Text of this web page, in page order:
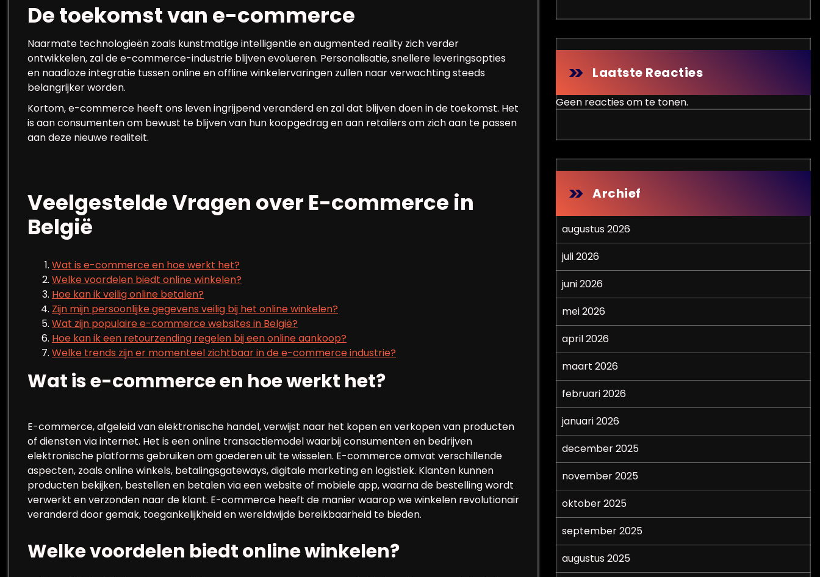
De toekomst van e-commerce
Naarmate technologieën zoals kunstmatige intelligentie en augmented reality zich verder
ontwikkelen, zal de e-commerce-industrie blijven evolueren. Personalisatie, snellere leveringsopties
en naadloze integratie tussen online en offline winkelervaringen zullen naar verwachting steeds
belangrijker worden.
Kortom, e-commerce heeft ons leven ingrijpend veranderd en zal dat blijven doen in de toekomst. Het
is aan consumenten om bewust te blijven van hun koopgedrag en aan retailers om zich aan te passen
aan deze nieuwe realiteit.
Veelgestelde Vragen over E-commerce in
België
Wat is e-commerce en hoe werkt het?
Welke voordelen biedt online winkelen?
Hoe kan ik veilig online betalen?
Zijn mijn persoonlijke gegevens veilig bij het online winkelen?
Wat zijn populaire e-commerce websites in België?
Hoe kan ik een retourzending regelen bij een online aankoop?
Welke trends zijn er momenteel zichtbaar in de e-commerce industrie?
Wat is e-commerce en hoe werkt het?
E-commerce, afgeleid van elektronische handel, verwijst naar het kopen en verkopen van producten
of diensten via internet. Het is een online transactiemodel waarbij consumenten en bedrijven
elektronische platforms gebruiken om goederen uit te wisselen. E-commerce omvat verschillende
aspecten, zoals online winkels, betalingsgateways, digitale marketing en logistiek. Klanten kunnen
producten bekijken, bestellen en betalen via een website of mobiele app, waarna de bestelling wordt
verwerkt en verzonden naar de klant. E-commerce heeft de manier waarop we winkelen revolutionair
veranderd door gemak, toegankelijkheid en wereldwijde bereikbaarheid te bieden.
Welke voordelen biedt online winkelen?
Laatste Reacties
Geen reacties om te tonen.
Archief
augustus 2026
juli 2026
juni 2026
mei 2026
april 2026
maart 2026
februari 2026
januari 2026
december 2025
november 2025
oktober 2025
september 2025
augustus 2025